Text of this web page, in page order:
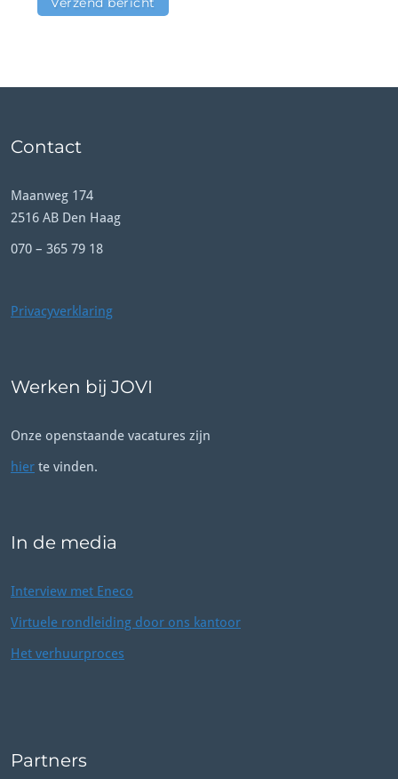
Contact
Maanweg 174
2516 AB Den Haag
070 – 365 79 18
Privacyverklaring
Werken bij JOVI
Onze openstaande vacatures zijn
hier te vinden.
In de media
Interview met Eneco
Virtuele rondleiding door ons kantoor
Het verhuurproces
Partners